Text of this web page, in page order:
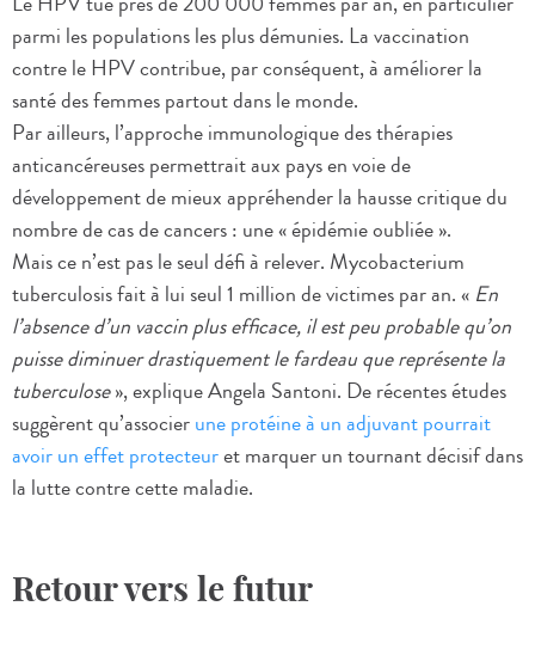
parmi les populations les plus démunies. La vaccination
contre le HPV contribue, par conséquent, à améliorer la
santé des femmes partout dans le monde.
Par ailleurs, l’approche immunologique des thérapies
anticancéreuses permettrait aux pays en voie de
développement de mieux appréhender la hausse critique du
nombre de cas de cancers : une « épidémie oubliée ».
Mais ce n’est pas le seul défi à relever. Mycobacterium
tuberculosis fait à lui seul 1 million de victimes par an. « En
l’absence d’un vaccin plus efficace, il est peu probable qu’on
puisse diminuer drastiquement le fardeau que représente la
tuberculose», explique Angela Santoni. De récentes études
suggèrent qu’associerune protéine à un adjuvant pourrait
avoir un effet protecteuret marquer un tournant décisif dans
la lutte contre cette maladie.
Retour vers le futur